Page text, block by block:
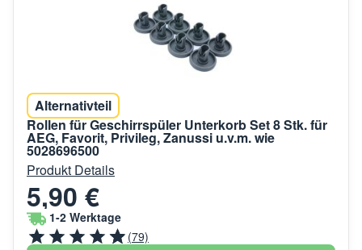
Alternativteil
Rollen für Geschirrspüler Unterkorb Set 8 Stk. für
AEG, Favorit, Privileg, Zanussi u.v.m. wie
5028696500
Produkt Details
5,90 €
1-2 Werktage
(79)